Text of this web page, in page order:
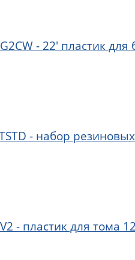
- 22' пластик
- набор
- пластик для тома